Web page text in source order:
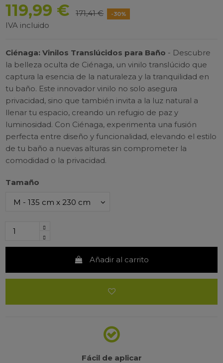
119,99 €
171,41 € -30%
IVA incluido
Ciénaga: Vinilos Translúcidos para Baño - Descubre
la belleza oculta de Ciénaga, un vinilo translúcido que
captura la esencia de la naturaleza y la tranquilidad en
tu baño. Este innovador vinilo no solo asegura
privacidad, sino que también invita a la luz natural a
llenar tu espacio, creando un refugio de paz y
luminosidad. Con Ciénaga, experimenta una fusión
perfecta entre diseño y funcionalidad, elevando el estilo
de tu baño a nuevas alturas sin comprometer la
comodidad o la privacidad.
Tamaño
Añadir al carrito
Fácil de aplicar